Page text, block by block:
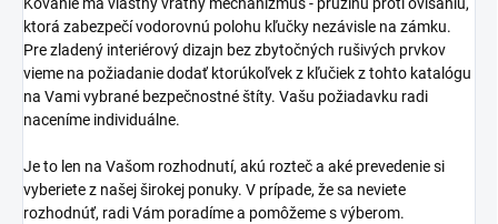
Kovanie má vlastný vratný mechanizmus - pružinu proti ovísaniu,
ktorá zabezpečí vodorovnú polohu kľučky nezávisle na zámku.
Pre zladený interiérový dizajn bez zbytočných rušivých prvkov
vieme na požiadanie dodať ktorúkoľvek z kľučiek z tohto katalógu
na Vami vybrané bezpečnostné štíty. Vašu požiadavku radi
naceníme individuálne.
Je to len na Vašom rozhodnutí, akú rozteč a aké prevedenie si
vyberiete z našej širokej ponuky. V prípade, že sa neviete
rozhodnúť, radi Vám poradíme a pomôžeme s výberom.